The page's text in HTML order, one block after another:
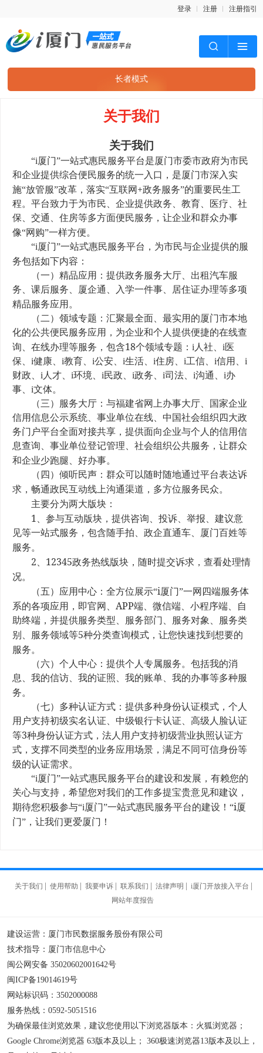
登录 注册 注册指引
长者模式
关于我们
关于我们
“i厦门”一站式惠民服务平台是厦门市委市政府为市民
和企业提供综合便民服务的统一入口 ，是厦门市深入实
施“放管服”改革，落实“互联网 +政务服务”的重要民生工
程。平台致力于为市民、企业提供政务、教育、医疗、社
保、交通、住房等多方面便民服务，让企业和群众办事
像“网购”一样方便。
“i厦门”一站式惠民服务平台 ，为市民与企业提供的服
务包括如下内容：
（一）精品应用：提供政务服务大厅、出租汽车服
务、课后服务、厦企通、入学一件事、居住证办理等多项
精品服务应用。
（二）领域专题：汇聚最全面、最实用的厦门市本地
化的公共便民服务应用，为企业和个人提供便捷的在线查
询、在线办理等服务，包含18个领域专题： i人社、i医
保、i健康、i教育、i公安、i生活、i住房、i工信、i信用、i
财政、i人才、i环境、i民政、i政务、i司法、i沟通、i办
事、i文体。
（三）服务大厅：与福建省网上办事大厅、国家企业
信用信息公示系统、事业单位在线、中国社会组织四大政
务门户平台全面对接共享，提供面向企业与个人的信用信
息查询、事业单位登记管理、社会组织公共服务，让群众
和企业少跑腿、好办事。
（四）倾听民声：群众可以随时随地通过平台表达诉
求，畅通政民互动线上沟通渠道，多方位服务民众。
主要分为两大版块：
1 、参与互动版块，提供咨询、投诉、举报、建议意
见等一站式服务，包含随手拍、政企直通车、厦门百姓等
服务。
2 12345政务热线版块，随时提交诉求，查看处理情
况。
（五）应用中心：全方位展示“i厦门”一网四端服务体
系的各项应用，即官网、 APP端、微信端、小程序端、自
助终端，并提供服务类型、服务部门、服务对象、服务类
别、服务领域等5种分类查询模式，让您快速找到想要的
服务。
（六）个人中心：提供个人专属服务。包括我的消
息、我的信访、我的证照、我的账单、我的办事等多种服
务。
（七）多种认证方式：提供多种身份认证模式，个人
用户支持初级实名认证、中级银行卡认证、高级人脸认证
等3种身份认证方式，法人用户支持初级营业执照认证方
式，支撑不同类型的业务应用场景，满足不同可信身份等
级的认证需求。
“i厦门”一站式惠民服务平台的建设和发展，有赖您的
关心与支持，希望您对我们的工作多提宝贵意见和建议，
期待您积极参与“i厦门”一站式惠民服务平台的建设！“i厦
门”，让我们更爱厦门！
关于我们 | 使用帮助 | 我要申诉 | 联系我们 | 法律声明 | i厦门开放接入平台 |
网站年度报告
建设运营：厦门市民数据服务股份有限公司
技术指导：厦门市信息中心
闽公网安备 35020602001642号
闽ICP备19014619号
网站标识码：3502000088
服务热线：0592-5051516
为确保最佳浏览效果，建议您使用以下浏览器版本：火狐浏览器；
Google Chrome浏览器 63版本及以上； 360极速浏览器13版本及以上，